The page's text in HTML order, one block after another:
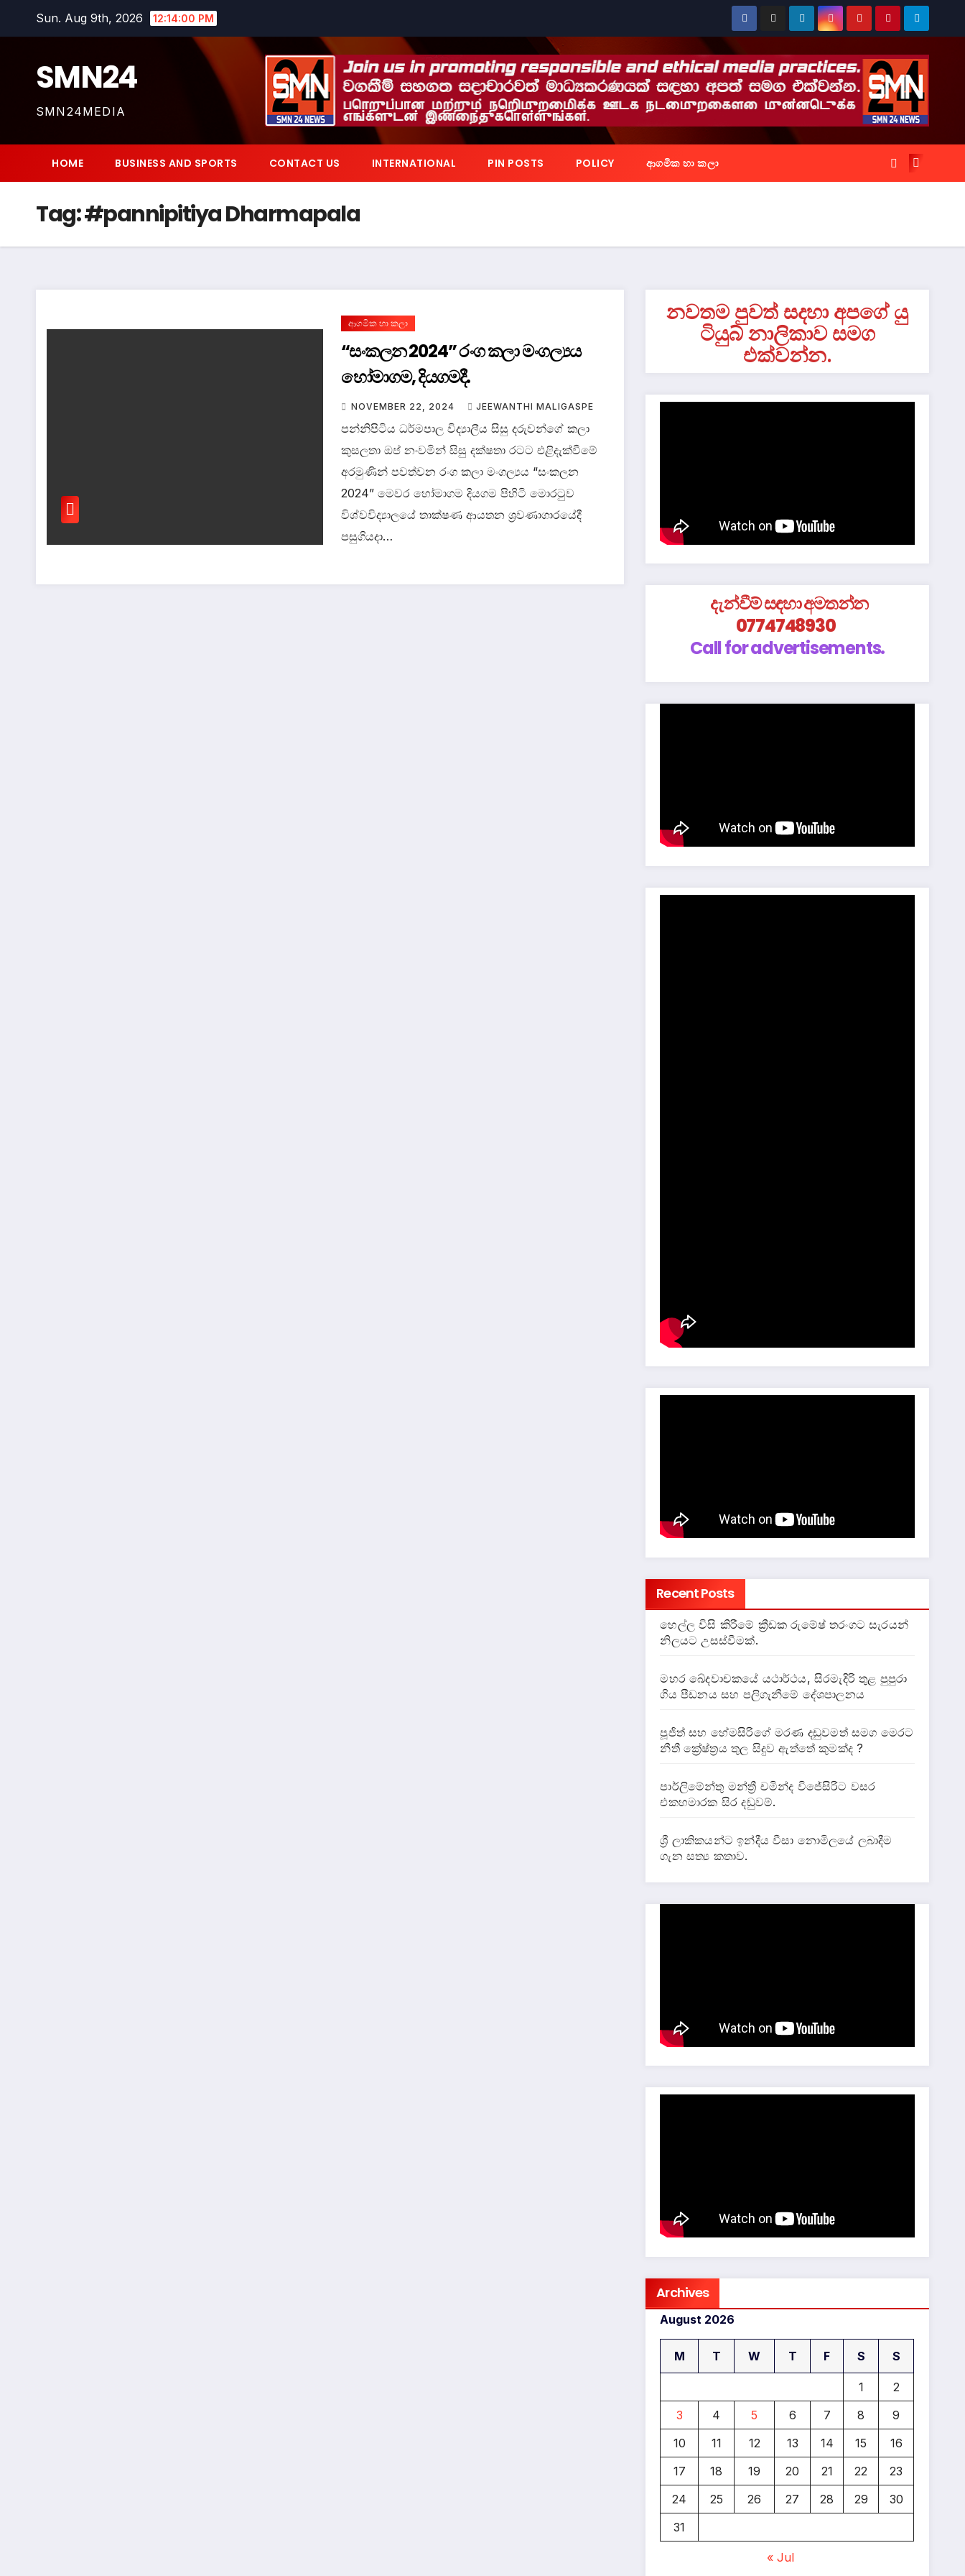
Sun. Aug 9th, 2026 12:14:01 PM
SMN24
SMN24MEDIA
HOME BUSINESS AND SPORTS CONTACT US INTERNATIONAL PIN POSTS POLICY ආගමික හා කලා
Tag:#pannipitiya Dharmapala
ආගමික හා කලා
“සංකලන 2024” රංග කලා මංගල්‍යය
හෝමාගම, දියගමදී.
NOVEMBER 22, 2024 JEEWANTHI MALIGASPE
පන්නිපිටිය ධර්මපාල විද්‍යාලීය සිසු දරුවන්ගේ කලා
කුසලතා ඔප් නංවමින් සිසු දක්ෂතා රටට එළිදැක්වීමේ
අරමුණින් පවත්වන රංග කලා මංගල්‍යය “සංකලන
2024” මෙවර හෝමාගම දියගම පිහිටි මොරටුව
විශ්වවිද්‍යාලයේ තාක්ෂණ ආයතන ශ්‍රවණාගාරයේදී
පසුගියදා…
නවතම පුවත් සදහා අපගේ යු
ටියුබ් නාලිකාව සමග
එක්වන්න.
දැන්වීම් සඳහා අමතන්න
0774748930
Call for advertisements.
Recent Posts
හෙල්ල විසි කිරීමේ ක්‍රීඩක රුමේෂ් තරංගට සැරයන්
නිලයට උසස්වීමක්.
මහර ඛේදවාචකයේ යථාර්ථය, සිරමැදිරි තුළ පුපුරා
ගිය පීඩනය සහ පලිගැනීමේ දේශපාලනය
පූජිත් සහ හේමසිරිගේ මරණ දඩුවමත් සමග මෙරට
නීතී ක්‍රේෂ්ත්‍රය තුල සිදුව ඇත්තේ කුමක්ද ?
පාර්ලිමේන්තු මන්ත්‍රී චමින්ද විජේසිරිට වසර
එකහමාරක සිර දඬුවම්.
ශ්‍රී ලාකිකයන්ට ඉන්දීය වීසා නොමිලයේ ලබාදීම
ගැන සත්‍ය කතාව.
Archives
August 2026
M T W T F S S
1
2
3
4 5 6 7 8
9
10
11 12 13 14 15
16
17
18 19 20 21 22
23
24
25 26 27 28 29
30
31
« Jul